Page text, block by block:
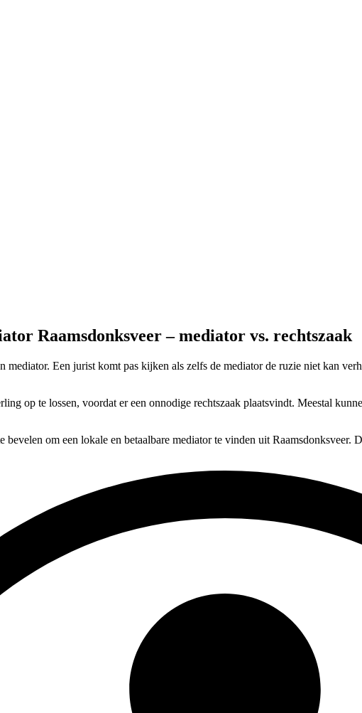
Raamsdonksveer – mediator vs. rechtszaak
mediator. Een jurist komt pas kijken als zelfs de mediator de ruzie niet kan
op te lossen, voordat er een onnodige rechtszaak plaatsvindt. Meestal
bevelen om een lokale en betaalbare mediator te vinden uit Raamsdonksveer.